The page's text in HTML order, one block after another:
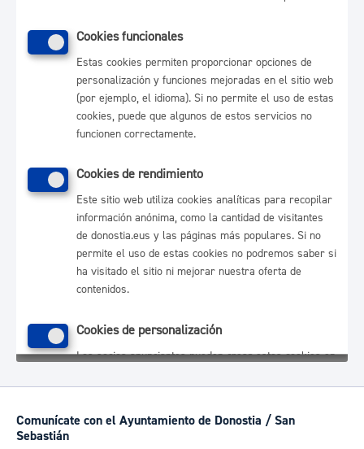
Comunícate con el Ayuntamiento de Donostia / San
Sebastián